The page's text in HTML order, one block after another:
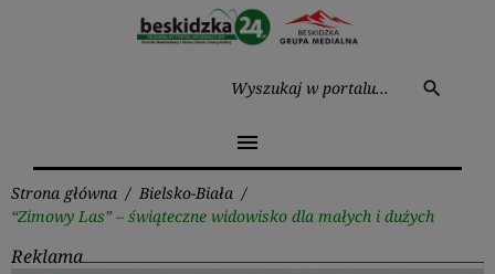
search
menu
Strona główna / Bielsko-Biała /
“Zimowy Las” – świąteczne widowisko dla małych i dużych
Reklama